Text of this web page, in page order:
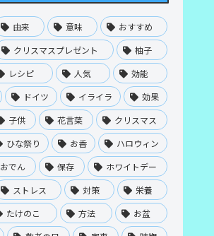
由来 意味
おすすめ
クリスマスプレゼント
柚子
レシピ 人気
効能
ドイツ イライラ
効果
子供 花言葉
クリスマス
ひな祭り お香
ハロウィン
おでん 保存
ホワイトデー
ストレス 対策
栄養
たけのこ 方法
お盆